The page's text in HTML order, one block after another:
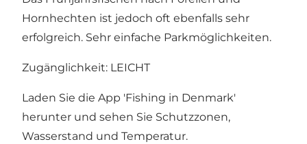
Hornhechten ist jedoch oft ebenfalls sehr
erfolgreich. Sehr einfache Parkmöglichkeiten.
Zugänglichkeit: LEICHT
Laden Sie die App 'Fishing in Denmark'
herunter und sehen Sie Schutzzonen,
Wasserstand und Temperatur.